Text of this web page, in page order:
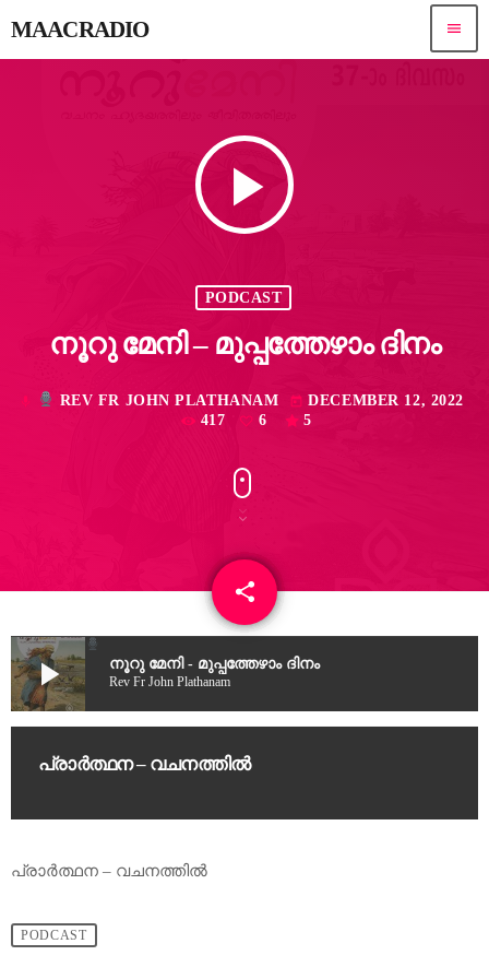
MAACRADIO menu
play_arrow
PODCAST
നൂറു മേനി – മുപ്പത്തേഴാം ദിനം
mic REV FR JOHN PLATHANAM today DECEMBER 12, 2022
417
6 5
share
email
play_arrow നൂറു മേനി - മുപ്പത്തേഴാം ദിനം
Rev Fr John Plathanam
പ്രാർത്ഥന – വചനത്തിൽ
പ്രാർത്ഥന – വചനത്തിൽ
PODCAST